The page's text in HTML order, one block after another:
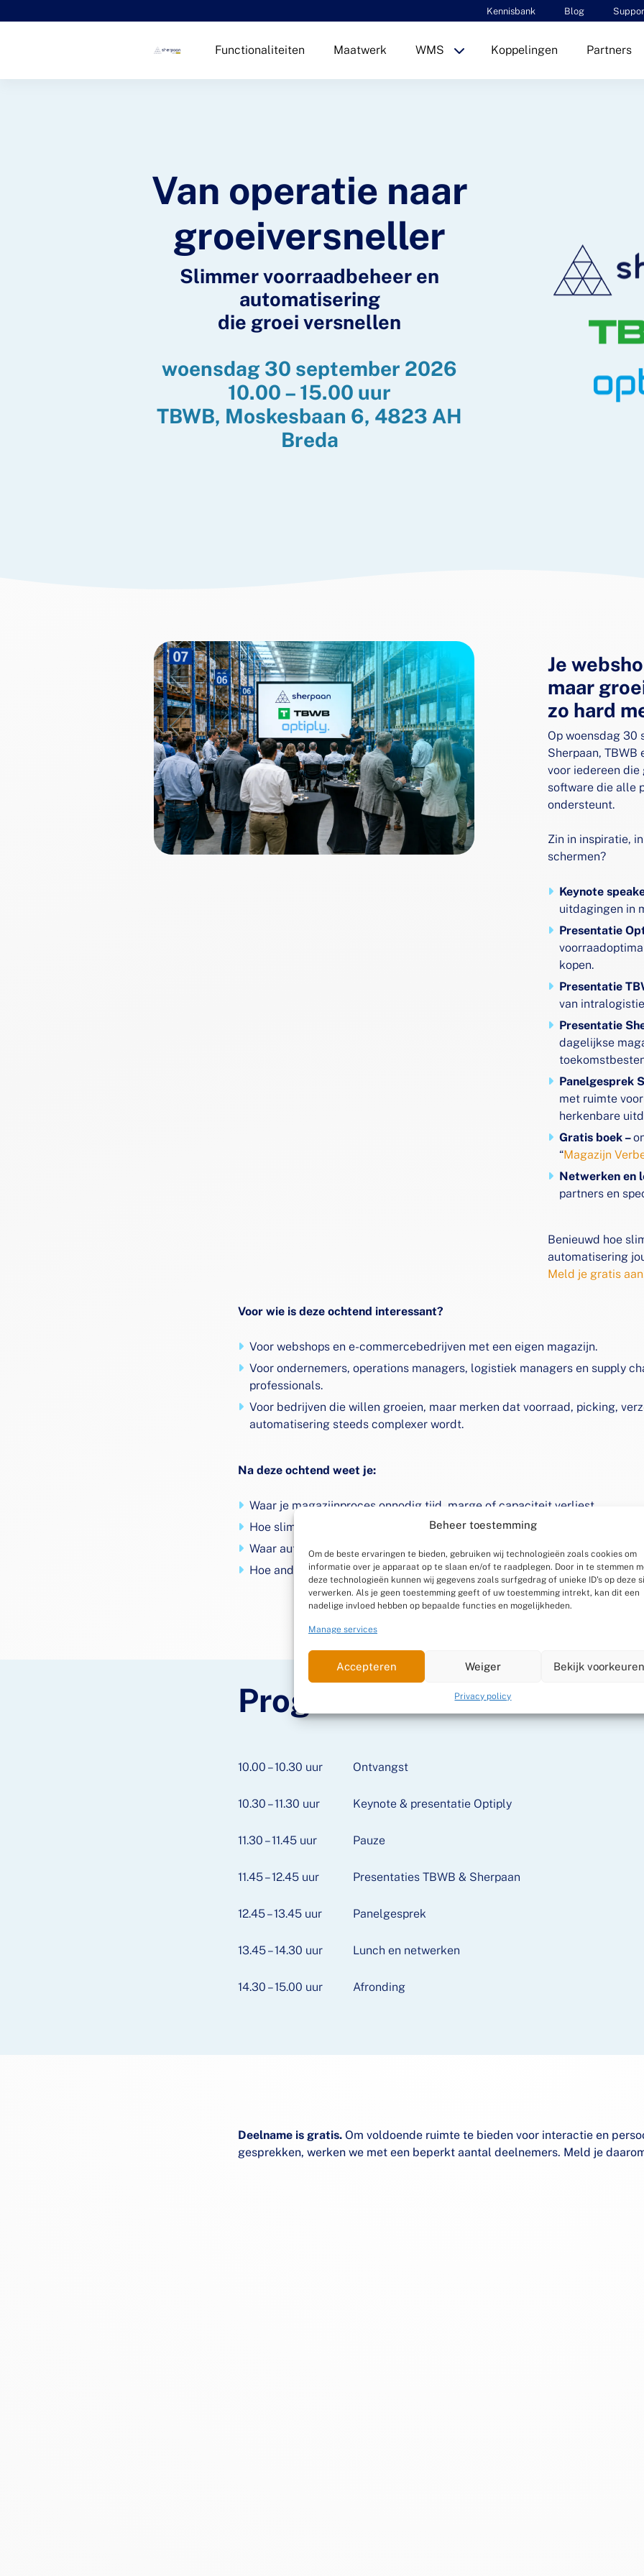
Beheer toestemming
Om de beste ervaringen te bieden, gebruiken wij technologieën zoals cookies om
informatie over je apparaat op te slaan en/of te raadplegen. Door in te stemmen
deze technologieën kunnen wij gegevens zoals surfgedrag of unieke ID's op deze
verwerken. Als je geen toestemming geeft of uw toestemming intrekt, kan dit een
nadelige invloed hebben op bepaalde functies en mogelijkheden.
Manage services
Accepteren Weiger Bekijk
Privacy policy
Kennisbank Blog
Functionaliteiten Maatwerk WMS Koppelingen Partners
Van operatie naar
groeiversneller
Slimmer voorraadbeheer en
automatisering
die groei versnellen
woensdag 30 september 2026
10.00 – 15.00 uur
TBWB, Moskesbaan 6, 4823 AH
Breda
Je
maar
zo hard
Op woensdag 30
Sherpaan,
voor iedereen
software die alle
ondersteunt.
Zin in inspiratie,
schermen?
Keynote
uitdagingen in
Presentatie
kopen.
Presentatie
van
Presentatie
dagelijkse
Panelgesprek
met ruimte
herkenbare
Gratis boek –
“Magazijn
Netwerken en
partners en
Benieuwd hoe
automatisering
Meld je gratis
Voor wie is deze ochtend interessant?
Voor webshops en e-commercebedrijven met een eigen magazijn.
Voor ondernemers, operations managers, logistiek managers en supply
professionals.
Voor bedrijven die willen groeien, maar merken dat voorraad, picking,
automatisering steeds complexer wordt.
Na deze ochtend weet je:
Waar je magazijnproces onnodig tijd, marge of capaciteit verliest.
Hoe slimme voorraadoptimalisatie helpt om minder mis te grijpen.
Waar automatisering écht verschil maakt in je operatie.
Hoe andere e-commercebedrijven hun groei beter beheersbaar maken.
Programma
10.00 – 10.30 uur Ontvangst
10.30 – 11.30 uur Keynote & presentatie Optiply
11.30 – 11.45 uur Pauze
11.45 – 12.45 uur Presentaties TBWB & Sherpaan
12.45 – 13.45 uur Panelgesprek
13.45 – 14.30 uur Lunch en netwerken
14.30 – 15.00 uur Afronding
Deelname is gratis. Om voldoende ruimte te bieden voor interactie en
gesprekken, werken we met een beperkt aantal deelnemers. Meld je